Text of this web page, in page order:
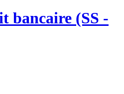
bancaire (SS -